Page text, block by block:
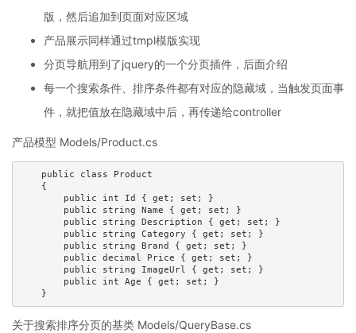
版，然后追加到页面对应区域
产品展示同样通过tmpl模版实现
分页导航用到了jquery的一个分页插件，后面介绍
每一个搜索条件、排序条件都有对应的隐藏域，当触发页面事
件，就把值放在隐藏域中后，再传递给controller
产品模型 Models/Product.cs
    public class Product
    {
        public int Id { get; set; }
        public string Name { get; set; }
        public string Description { get; set; }
        public string Category { get; set; }
        public string Brand { get; set; }
        public decimal Price { get; set; }
        public string ImageUrl { get; set; }
        public int Age { get; set; }
    }
关于搜索排序分页的基类 Models/QueryBase.cs